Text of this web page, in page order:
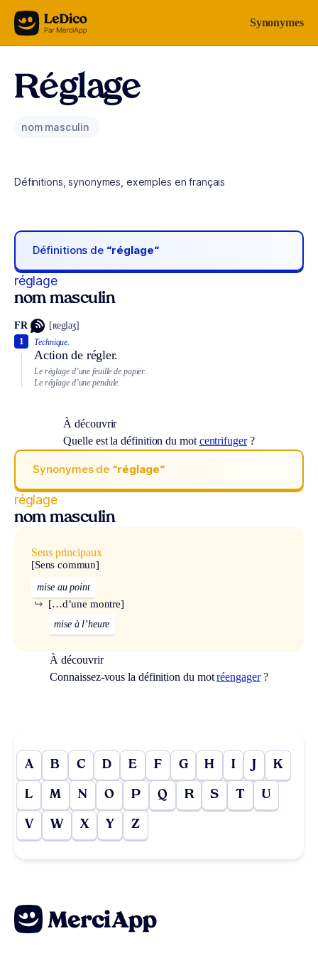
Aller au contenu Synonymes
Réglage
nom masculin
Définitions, synonymes, exemples en français
Définitions de “réglage“
réglage
nom masculin
FR [ʀeglaʒ]
Technique.
Action de régler.
1
Le réglage d’une feuille de papier.
Le réglage d’une pendule.
À découvrir
Quelle est la définition du mot centrifuger?
Synonymes de “réglage“
réglage
nom masculin
Sens principaux
[Sens commun]
mise au point
[…d’une montre]
↪
mise à l’heure
À découvrir
Connaissez-vous la définition du motréengager?
A B C D E F G H I J K
L M N O P Q R S T U
V W X Y Z